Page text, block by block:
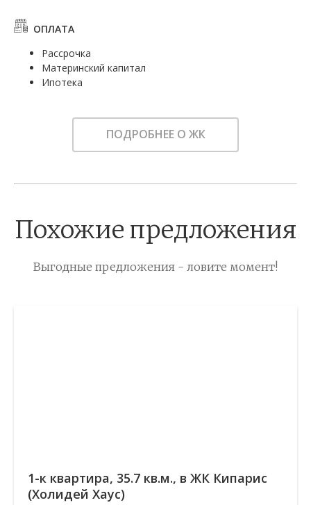
ОПЛАТА
Рассрочка
Материнский капитал
Ипотека
ПОДРОБНЕЕ О ЖК
Похожие предложения
Выгодные предложения - ловите момент!
1-к квартира, 35.7 кв.м., в ЖК Кипарис
(Холидей Хаус)